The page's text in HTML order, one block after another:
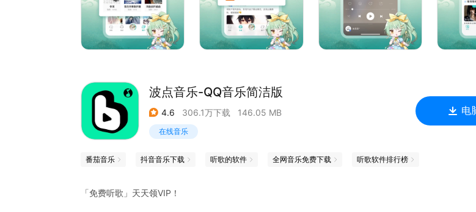
波点音乐-QQ音乐简洁版
4.6 306.1万下载 146.05 MB
在线音乐
电
番茄音乐 抖音音乐下载 听歌的软件 全网音乐免费下载 听歌软件排行榜
「免费听歌」天天领VIP！